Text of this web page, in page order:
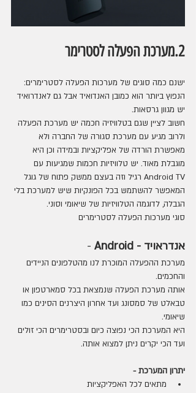
2.מערכת הפעלה לסטרימר
ישנם כמה סוגים של מערכות הפעלה לסטרימרים:
הנפוץ ביותר הוא כמובן האנדואיד אבל גם לאנדרואיד
יש מגוון גרסאות.
חשוב לציין שגם בטלוויזיה חכמה יש מערכת הפעלה
ולרוב מגיע עם מערכת סגורה של החברה ולא
מאפשרת הורדה של אפליקציות ובמידה וכן היא
מוגבלת מאוד. יש טלוויזיות חכמות שמגיעות עם
Android TV רגיל וזה בעצם ממשק פתוח של גוגל
המאפשר להשתמש בכל הפונקיות שיש למערכת בלי
הגבלה, לדוגמה הטלוויזיות של שיאומי וסוני.
סוגי מערכות הפעלה לסטרימרים
אנדראויד - Android -
מערכת ההפעלה המוכרת לנו מהטלפונים הניידים
והחכמים.
אותה מערכת הפעלה שנמצאת בכל סמארטפון או
טבאלט של סמסונג ועד אחרון היצרנים הסינים כמו
שיאומי.
היא המערכת הכי נפוצה כיום ובסטרימרים הכי זולים
ועד הכי יקרים ניתן למצוא אותה.
יתרון המערכת -
מתאים לכל האפליקציות